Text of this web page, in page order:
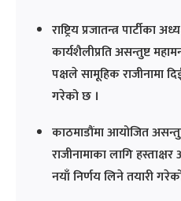
राष्ट्रिय प्रजातन्त्र पार्टीका
कार्यशैलीप्रति असन्तुष्ट
पक्षले सामूहिक राजीनामा
गरेको छ ।
काठमाडौंमा आयोजित
राजीनामाका लागि
नयाँ निर्णय लिने तयारी